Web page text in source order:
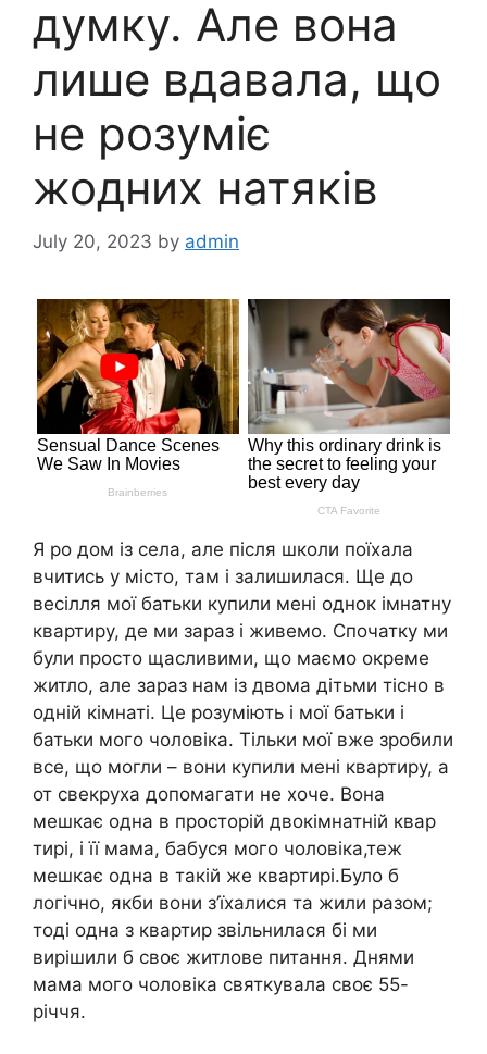
думку. Але вона
лише вдавала, що
не розуміє
жодних натяків
July 20, 2023 by admin
Я ро дом із села, але після школи поїхала
вчитись у місто, там і залишилася. Ще до
весілля мої батьки купили мені однок імнатну
квартиру, де ми зараз і живемо. Спочатку ми
були просто щасливими, що маємо окреме
житло, але зараз нам із двома дітьми тісно в
одній кімнаті. Це розуміють і мої батьки і
батьки мого чоловіка. Тільки мої вже зробили
все, що могли – вони купили мені квартиру, а
от свекруха допомагати не хоче. Вона
мешкає одна в просторій двокімнатній квар
тирі, і її мама, бабуся мого чоловіка,теж
мешкає одна в такій же квартирі.Було б
логічно, якби вони з’їхалися та жили разом;
тоді одна з квартир звільнилася бі ми
вирішили б своє житлове питання. Днями
мама мого чоловіка святкувала своє 55-
річчя.